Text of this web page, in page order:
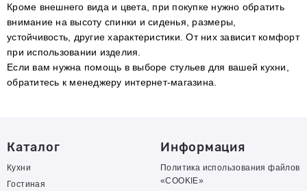
Кроме внешнего вида и цвета, при покупке нужно обратить
внимание на высоту спинки и сиденья, размеры,
устойчивость, другие характеристики. От них зависит комфорт
при использовании изделия.
Если вам нужна помощь в выборе стульев для вашей кухни,
обратитесь к менеджеру интернет-магазина.
Каталог
Кухни
Гостиная
Информация
Политика использования файлов
«COOKIE»